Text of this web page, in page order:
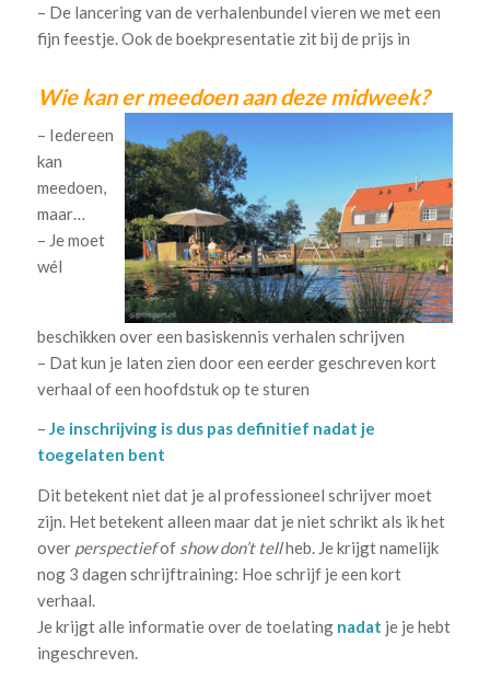
– De lancering van de verhalenbundel vieren we met een
fijn feestje. Ook de boekpresentatie zit bij de prijs in
Wie kan er meedoen aan deze midweek?
– Iedereen
kan
meedoen,
maar…
– Je moet
wél
beschikken over een basiskennis verhalen schrijven
– Dat kun je laten zien door een eerder geschreven kort
verhaal of een hoofdstuk op te sturen
– Je inschrijving is dus pas definitief nadat je
toegelaten bent
Dit betekent niet dat je al professioneel schrijver moet
zijn. Het betekent alleen maar dat je niet schrikt als ik het
over perspectiefof show don’t tellheb. Je krijgt namelijk
nog 3 dagen schrijftraining: Hoe schrijf je een kort
verhaal.
Je krijgt alle informatie over de toelating nadat je je hebt
ingeschreven.